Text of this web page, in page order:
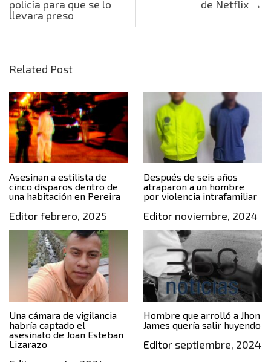
policía para que se lo
llevara preso
de Netflix →
Related Post
Asesinan a estilista de
cinco disparos dentro de
una habitación en Pereira
Editorfebrero, 2025
Después de seis años
atraparon a un hombre
por violencia intrafamiliar
Editornoviembre, 2024
Una cámara de vigilancia
habría captado el
asesinato de Joan Esteban
Lizarazo
Hombre que arrolló a Jhon
James quería salir huyendo
Editorseptiembre, 2024